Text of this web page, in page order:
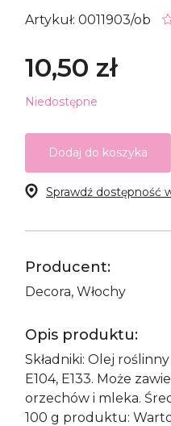
Artykuł: 0011903/ob
10,50 zł
Niedostępne
Dodaj do koszyka
Sprawdź dostępność
Producent:
Decora, Włochy
Opis produktu:
Składniki: Olej
E104, E133. Może
orzechów i mleka.
100 g produktu: